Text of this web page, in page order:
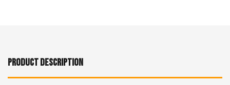
PRODUCT DESCRIPTION